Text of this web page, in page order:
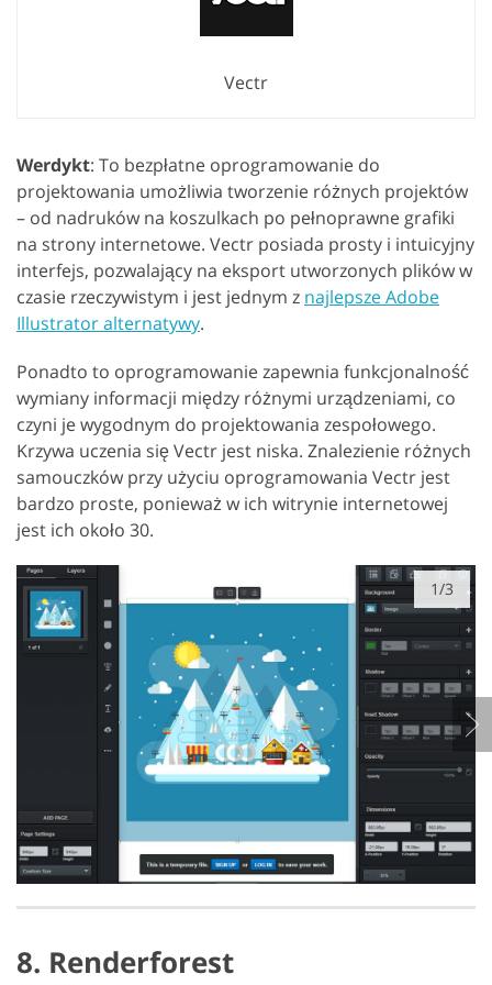
Vectr
Werdykt: To bezpłatne oprogramowanie do
projektowania umożliwia tworzenie różnych projektów
– od nadruków na koszulkach po pełnoprawne grafiki
na strony internetowe. Vectr posiada prosty i intuicyjny
interfejs, pozwalający na eksport utworzonych plików w
czasie rzeczywistym i jest jednym z najlepsze Adobe
Illustrator alternatywy.
Ponadto to oprogramowanie zapewnia funkcjonalność
wymiany informacji między różnymi urządzeniami, co
czyni je wygodnym do projektowania zespołowego.
Krzywa uczenia się Vectr jest niska. Znalezienie różnych
samouczków przy użyciu oprogramowania Vectr jest
bardzo proste, ponieważ w ich witrynie internetowej
jest ich około 30.
1/3
8. Renderforest